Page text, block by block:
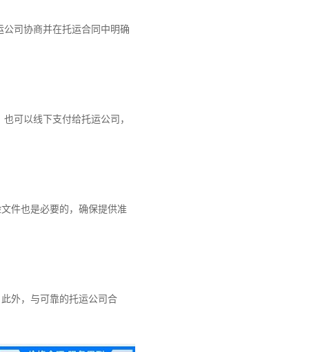
司协商并在托运合同中明确
可以线下支付给托运公司，
件也是必要的，确保提供准
外，与可靠的托运公司合